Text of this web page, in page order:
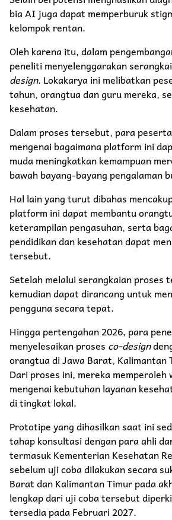
bia AI juga dapat memperburuk
kelompok rentan.
Oleh karena itu, dalam
peneliti menyelenggarakan
design. Lokakarya ini melibatkan
tahun, orangtua dan guru mereka,
kesehatan.
Dalam proses tersebut, para
mengenai bagaimana platform ini
muda meningkatkan kemampuan
bawah bayang-bayang pengalaman
Hal lain yang turut dibahas
platform ini dapat membantu
keterampilan pengasuhan, serta
pendidikan dan kesehatan dapat
tersebut.
Setelah melalui serangkaian proses
kemudian dapat dirancang untuk
pengguna secara tepat.
Hingga pertengahan 2026, para
menyelesaikan proses co-design
orangtua di Jawa Barat, Kalimantan
Dari proses ini, mereka memperoleh
mengenai kebutuhan layanan
di tingkat lokal.
Prototipe yang dihasilkan saat ini
tahap konsultasi dengan para ahli
termasuk Kementerian Kesehatan
sebelum uji coba dilakukan secara
Barat dan Kalimantan Timur pada
lengkap dari uji coba tersebut
tersedia pada Februari 2027.